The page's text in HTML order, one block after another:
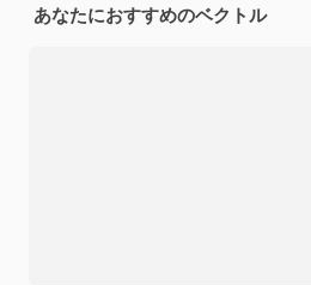
あなたにおすすめのベクトル